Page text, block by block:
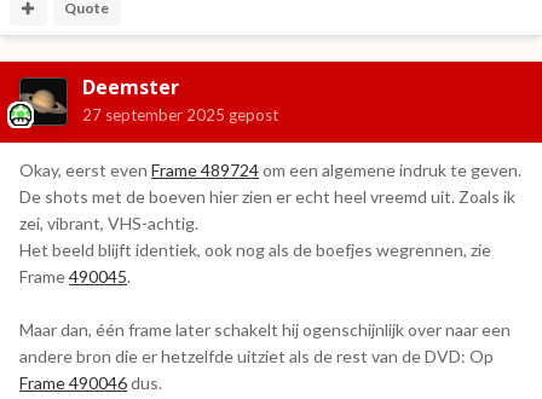
Quote
Deemster
27 september 2025 gepost
Okay, eerst even Frame 489724om een algemene indruk te geven.
De shots met de boeven hier zien er echt heel vreemd uit. Zoals ik
zei, vibrant, VHS-achtig.
Het beeld blijft identiek, ook nog als de boefjes wegrennen, zie
Frame490045.
Maar dan, één frame later schakelt hij ogenschijnlijk over naar een
andere bron die er hetzelfde uitziet als de rest van de DVD: Op
Frame 490046dus.